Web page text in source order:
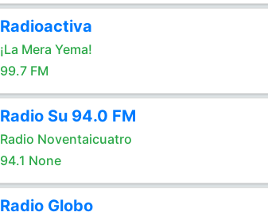
Radioactiva
¡La Mera Yema!
99.7 FM
Radio Su 94.0 FM
Radio Noventaicuatro
94.1 None
Radio Globo